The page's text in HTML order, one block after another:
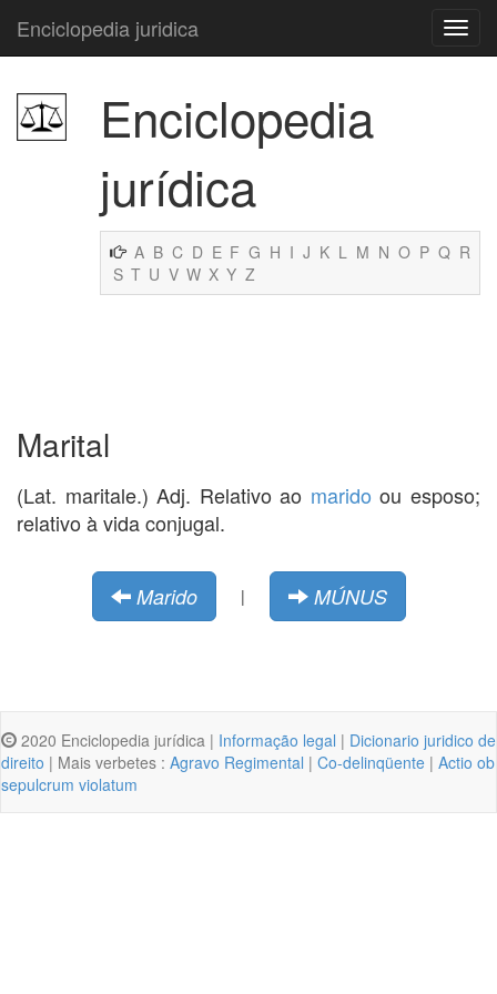
Enciclopedia juridica
Enciclopedia
jurídica
A B C D E F G H I J K L M N O P Q R
S T U V W X Y Z
Marital
(Lat. maritale.) Adj. Relativo ao marido ou esposo;
relativo à vida conjugal.
Marido | MÚNUS
2020 Enciclopedia jurídica | Informação legal | Dicionario juridico de
direito | Mais verbetes : Agravo Regimental | Co-delinqüente | Actio ob
sepulcrum violatum